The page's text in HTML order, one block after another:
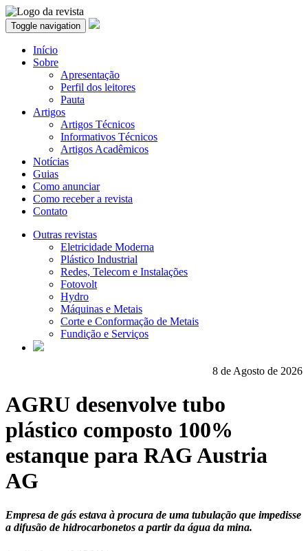
Toggle navigation
Início
Sobre
Apresentação
Perfil dos leitores
Pauta
Artigos
Artigos Técnicos
Informativos Técnicos
Artigos Acadêmicos
Notícias
Guias
Como anunciar
Como receber a revista
Contato
Outras revistas
Eletricidade Moderna
Plástico Industrial
Redes, Telecom e Instalações
Fotovolt
Hydro
Máquinas e Metais
Corte e Conformação de Metais
Fundição e Serviços
8 de Agosto de 2026
AGRU desenvolve tubo
plástico composto 100%
estanque para RAG Austria
AG
Empresa de gás estava à procura de uma tubulação que impedisse
a difusão de hidrocarbonetos a partir da água da mina.